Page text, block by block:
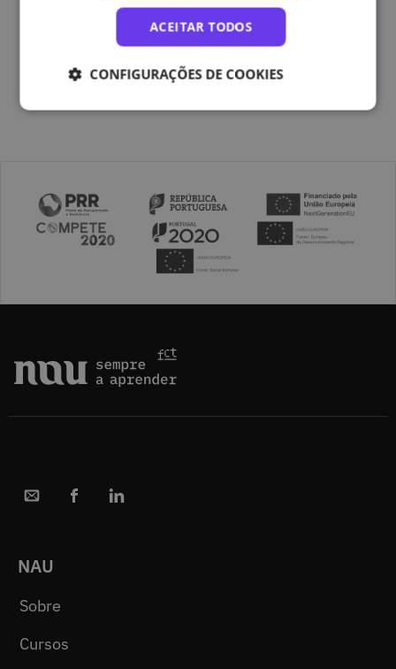
Escola Superior de Enfermagem da Universidade de Lisboa
INSCRIÇÕES ABERTAS
NAU
Sobre
Cursos
ACEITAR TODOS
CONFIGURAÇÕES DE COOKIES